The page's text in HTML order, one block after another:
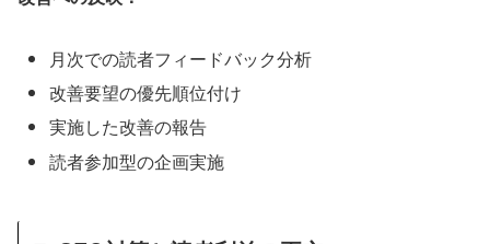
月次での読者フィードバック分析
改善要望の優先順位付け
実施した改善の報告
読者参加型の企画実施